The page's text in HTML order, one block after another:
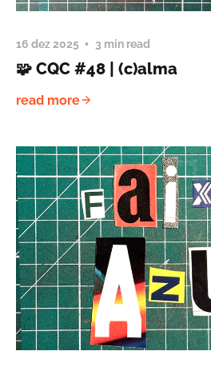
16 dez 2025 3 min read
🧩 CQC #48 | (c)alma
read more